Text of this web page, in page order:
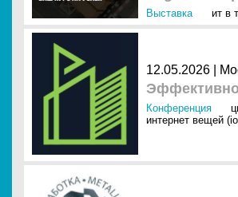
Выставка ит в
12.05.2026 |
Конференция
интернет вещей